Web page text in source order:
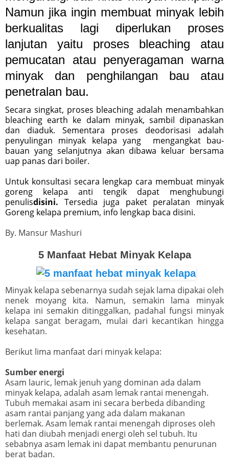
Namun jika ingin membuat minyak lebih
berkualitas lagi diperlukan proses
lanjutan yaitu proses bleaching atau
pemucatan atau penyeragaman warna
minyak dan penghilangan bau atau
penetralan bau.
Secara singkat, proses bleaching adalah menambahkan
bleaching earth ke dalam minyak, sambil dipanaskan
dan diaduk. Sementara proses deodorisasi adalah
penyulingan minyak kelapa yang mengangkat bau-
bauan yang selanjutnya akan dibawa keluar bersama
uap panas dari boiler.
Untuk konsultasi secara lengkap cara membuat minyak
goreng kelapa anti tengik dapat menghubungi
penulisdisini. Tersedia juga paket peralatan minyak
Goreng kelapa premium, info lengkap baca disini.
By. Mansur Mashuri
5 Manfaat Hebat Minyak Kelapa
Minyak kelapa sebenarnya sudah sejak lama dipakai oleh
nenek moyang kita. Namun, semakin lama minyak
kelapa ini semakin ditinggalkan, padahal fungsi minyak
kelapa sangat beragam, mulai dari kecantikan hingga
kesehatan.
Berikut lima manfaat dari minyak kelapa:
Sumber energi
Asam lauric, lemak jenuh yang dominan ada dalam
minyak kelapa, adalah asam lemak rantai menengah.
Tubuh memakai asam ini secara berbeda dibanding
asam rantai panjang yang ada dalam makanan
berlemak. Asam lemak rantai menengah diproses oleh
hati dan diubah menjadi energi oleh sel tubuh. Itu
sebabnya asam lemak ini dapat membantu penurunan
berat badan.